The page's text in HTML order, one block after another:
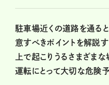
駐車場近くの道路を通ると
意すべきポイントを解説
上で起こりうるさまざま
運転にとって大切な危険予